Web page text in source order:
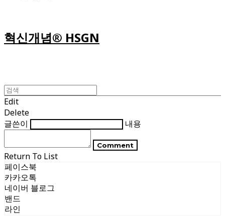
혁신개념® HSGN
Edit
Delete
글쓴이
내용
Comment
Return To List
페이스북
카카오톡
네이버 블로그
밴드
라인